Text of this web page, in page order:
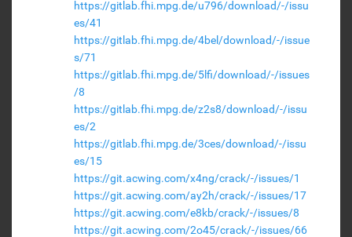
https://gitlab.fhi.mpg.de/u796/download/-/issu
es/41
https://gitlab.fhi.mpg.de/4bel/download/-/issue
s/71
https://gitlab.fhi.mpg.de/5lfi/download/-/issues
/8
https://gitlab.fhi.mpg.de/z2s8/download/-/issu
es/2
https://gitlab.fhi.mpg.de/3ces/download/-/issu
es/15
https://git.acwing.com/x4ng/crack/-/issues/1
https://git.acwing.com/ay2h/crack/-/issues/17
https://git.acwing.com/e8kb/crack/-/issues/8
https://git.acwing.com/2o45/crack/-/issues/66